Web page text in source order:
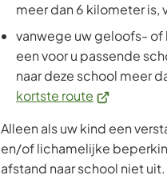
meer dan 6 kilometer is,
vanwege uw geloofs- of
een voor u passende
naar deze school meer
kortste route (Verwijst
een
externe
website)
Alleen als uw kind een
en/of lichamelijke
afstand naar school niet uit.